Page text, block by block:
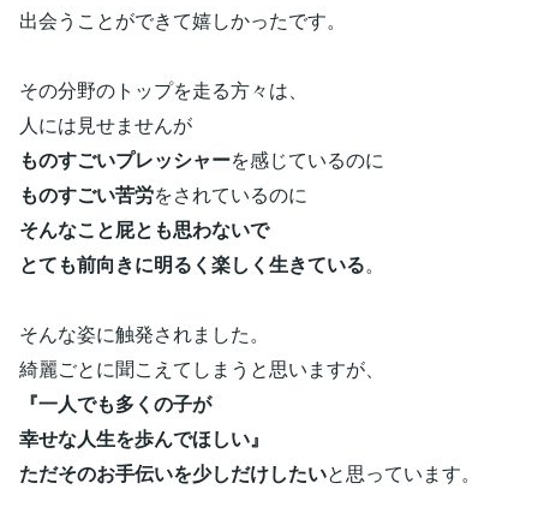
出会うことができて嬉しかったです。
その分野のトップを走る方々は、
人には見せませんが
ものすごいプレッシャーを感じているのに
ものすごい苦労をされているのに
そんなこと屁とも思わないで
とても前向きに明るく楽しく生きている。
そんな姿に触発されました。
綺麗ごとに聞こえてしまうと思いますが、
『一人でも多くの子が
幸せな人生を歩んでほしい』
ただそのお手伝いを少しだけしたいと思っています。